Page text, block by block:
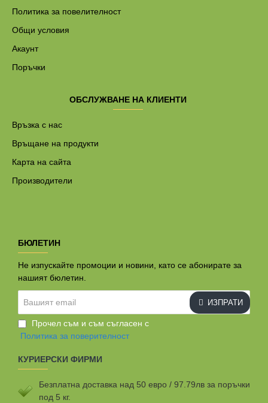
Политика за повелителност
Общи условия
Акаунт
Поръчки
ОБСЛУЖВАНЕ НА КЛИЕНТИ
Връзка с нас
Връщане на продукти
Карта на сайта
Производители
БЮЛЕТИН
Не изпускайте промоции и новини, като се абонирате за
нашият бюлетин.
email
ИЗПРАТИ
Прочел съм и съм съгласен с
Политика за поверителност
КУРИЕРСКИ ФИРМИ
Безплатна доставка над 50 евро / 97.79лв за поръчки
под 5 кг.